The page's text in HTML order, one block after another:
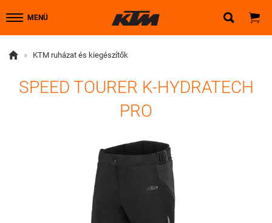
MENÜ  
 » KTM ruházat és kiegészítők
SPEED TOURER K-HYDRATECH
PRO